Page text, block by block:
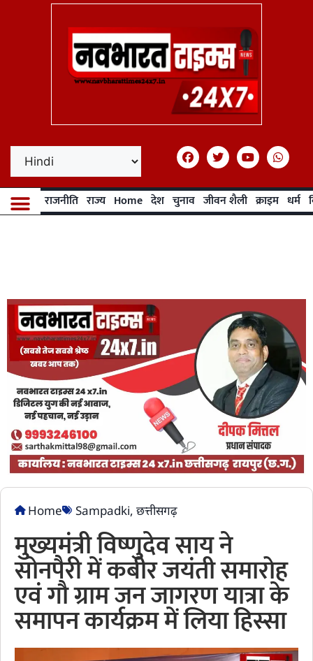
राजनीति राज्य Home देश चुनाव जीवन शैली क्राइम धर्म
Home Sampadki, छत्तीसगढ़
मुख्यमंत्री विष्णुदेव साय ने
सोनपैरी में कबीर जयंती समारोह
एवं गौ ग्राम जन जागरण यात्रा के
समापन कार्यक्रम में लिया हिस्सा